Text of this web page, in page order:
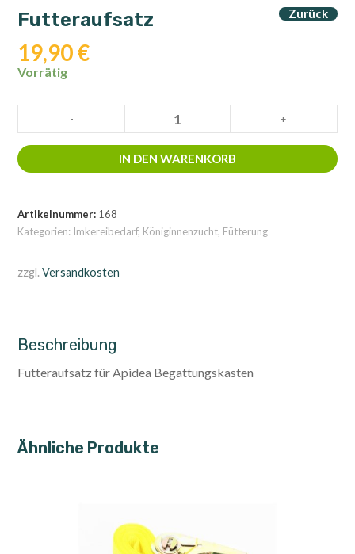
Zurück
Futteraufsatz
19,90€
Vorrätig
Menge
- +
IN DEN WARENKORB
Artikelnummer: 168
Kategorien: Imkereibedarf, Königinnenzucht, Fütterung
zzgl.Versandkosten
Beschreibung
Futteraufsatz für Apidea Begattungskasten
Ähnliche Produkte